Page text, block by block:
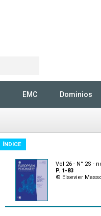
EMC Dominios
ÍNDICE
Vol 26 - N° 2S -
P. 1-83
© Elsevier